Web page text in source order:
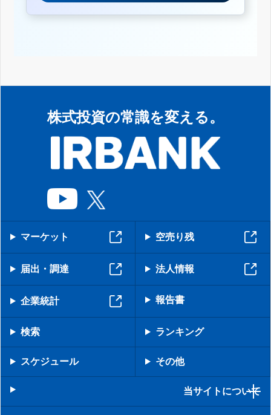
株式投資の常識を変える。
マーケット 空売り残
届出・調達 法人情報
企業統計 報告書
検索 ランキング
スケジュール その他
当サイトについて